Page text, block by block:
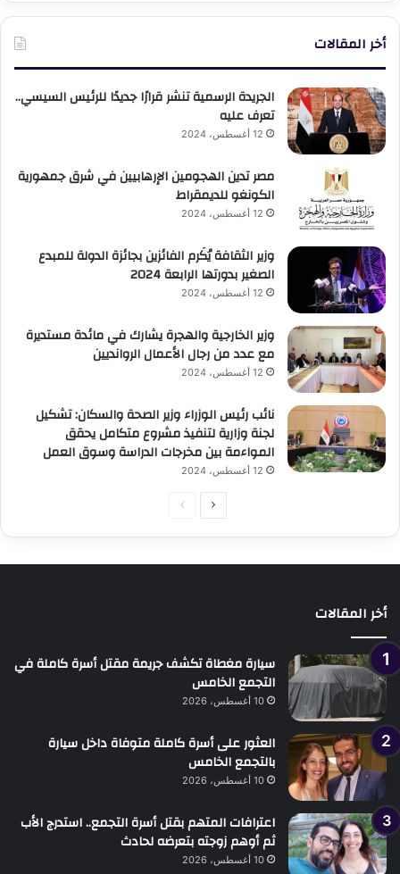
أخر المقالات
الجريدة الرسمية تنشر قرارًا جديدًا للرئيس السيسي..
تعرف عليه
12 أغسطس، 2024
مصر تدين الهجومين الإرهابيين في شرق جمهورية
الكونغو للديمقراط
12 أغسطس، 2024
وزير الثقافة يُكَرم الفائزين بجائزة الدولة للمبدع
الصغير بدورتها الرابعة 2024
12 أغسطس، 2024
وزير الخارجية والهجرة يشارك في مائدة مستديرة
مع عدد من رجال الأعمال الروانديين
12 أغسطس، 2024
نائب رئيس الوزراء وزير الصحة والسكان: تشكيل
لجنة وزارية لتنفيذ مشروع متكامل يحقق
المواءمة بين مخرجات الدراسة وسوق العمل
12 أغسطس، 2024
الصفحةالصفحة
أخر المقالات
سيارة مغطاة تكشف جريمة مقتل أسرة كاملة في
التجمع الخامس
10 أغسطس، 2026
العثور على أسرة كاملة متوفاة داخل سيارة
بالتجمع الخامس
10 أغسطس، 2026
اعترافات المتهم بقتل أسرة التجمع.. استدرج الأب
ثم أوهم زوجته بتعرضه لحادث
10 أغسطس، 2026